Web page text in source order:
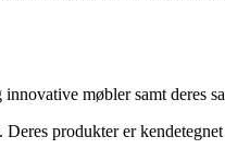
møbler samt deres
produkter er